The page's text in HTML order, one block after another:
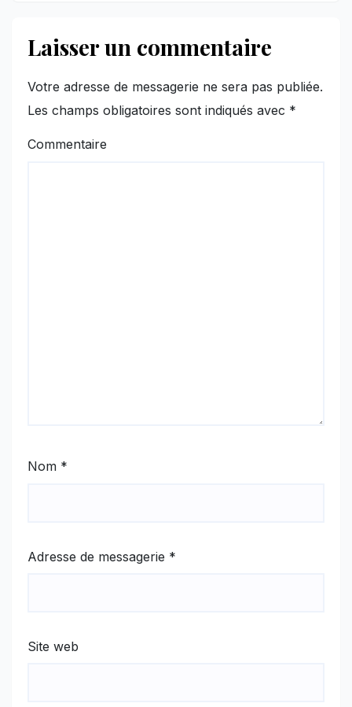
Laisser un commentaire
Votre adresse de messagerie ne sera pas publiée.
Les champs obligatoires sont indiqués avec *
Commentaire
Nom *
Adresse de messagerie *
Site web